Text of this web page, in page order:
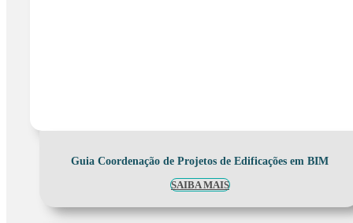
Guia Coordenação de Projetos de Edificações em BIM
SAIBA MAIS